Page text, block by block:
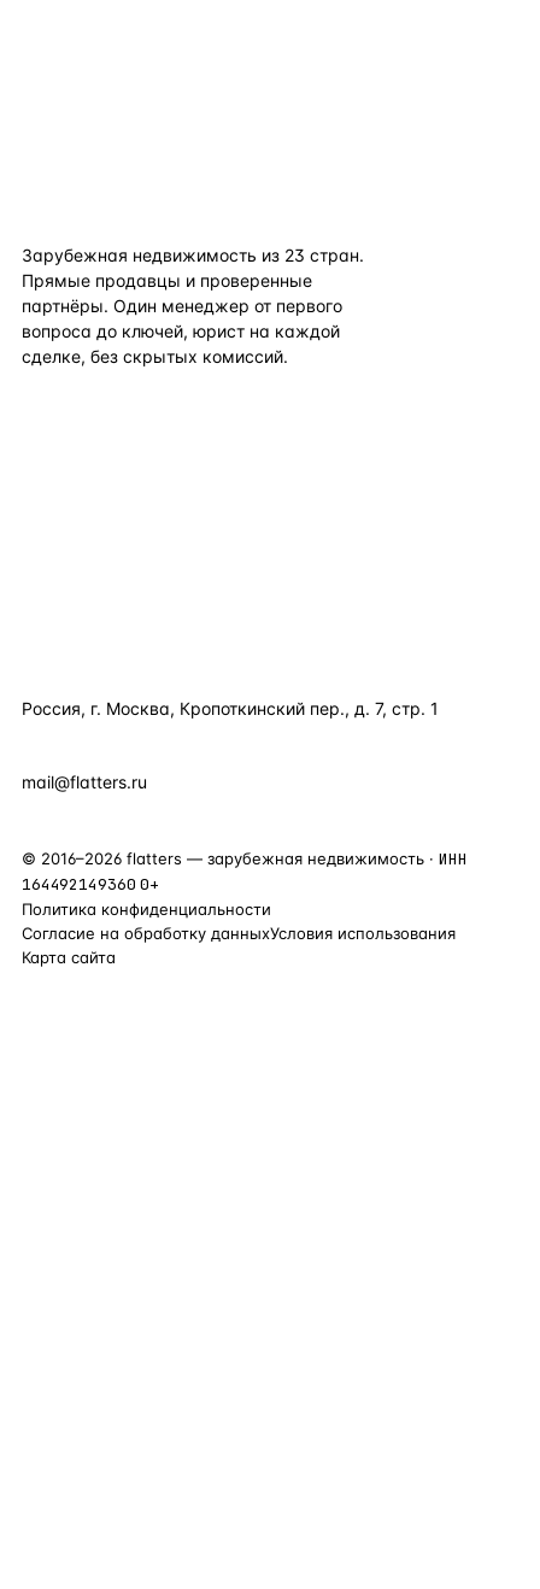
Зарубежная недвижимость из 23 стран.
Прямые продавцы и проверенные
партнёры. Один менеджер от первого
вопроса до ключей, юрист на каждой
сделке, без скрытых комиссий.
Россия, г. Москва, Кропоткинский пер., д. 7, стр. 1
mail@flatters.ru
© 2016–2026 flatters — зарубежная недвижимость · ИНН
164492149360 0+
Политика конфиденциальности
Согласие на обработку данныхУсловия использования
Карта сайта